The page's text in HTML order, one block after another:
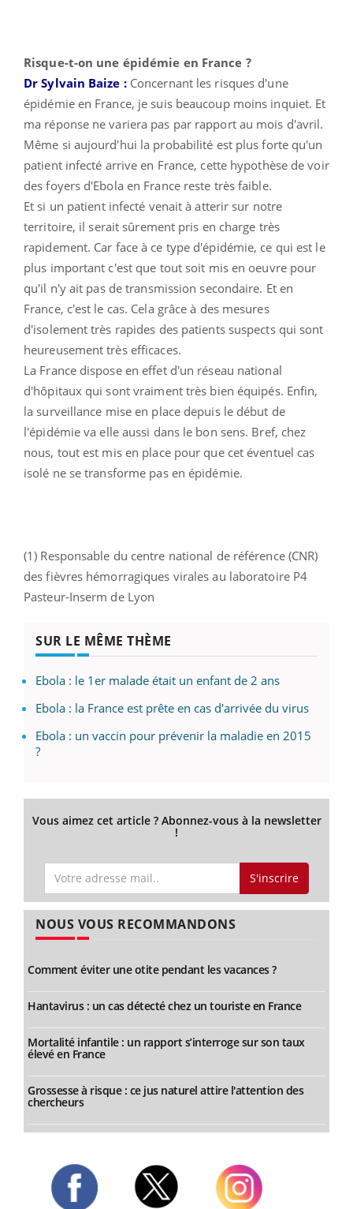
Risque-t-on une épidémie en France ?
Dr Sylvain Baize : Concernant les risques d'une
épidémie en France, je suis beaucoup moins inquiet. Et
ma réponse ne variera pas par rapport au mois d'avril.
Même si aujourd'hui la probabilité est plus forte qu'un
patient infecté arrive en France, cette hypothèse de voir
des foyers d'Ebola en France reste très faible.
Et si un patient infecté venait à atterir sur notre
territoire, il serait sûrement pris en charge très
rapidement. Car face à ce type d'épidémie, ce qui est le
plus important c'est que tout soit mis en oeuvre pour
qu'il n'y ait pas de transmission secondaire. Et en
France, c'est le cas. Cela grâce à des mesures
d'isolement très rapides des patients suspects qui sont
heureusement très efficaces.
La France dispose en effet d'un réseau national
d'hôpitaux qui sont vraiment très bien équipés. Enfin,
la surveillance mise en place depuis le début de
l'épidémie va elle aussi dans le bon sens. Bref, chez
nous, tout est mis en place pour que cet éventuel cas
isolé ne se transforme pas en épidémie.
(1) Responsable du centre national de référence (CNR)
des fièvres hémorragiques virales au laboratoire P4
Pasteur-Inserm de Lyon
SUR LE MÊME THÈME
Ebola : le 1er malade était un enfant de 2 ans
Ebola : la France est prête en cas d'arrivée du virus
Ebola : un vaccin pour prévenir la maladie en 2015
?
Vous aimez cet article ? Abonnez-vous à la newsletter
!
S'inscrire
NOUS VOUS RECOMMANDONS
Comment éviter une otite pendant les vacances ?
Hantavirus : un cas détecté chez un touriste en France
Mortalité infantile : un rapport s’interroge sur son taux
élevé en France
Grossesse à risque : ce jus naturel attire l'attention des
chercheurs